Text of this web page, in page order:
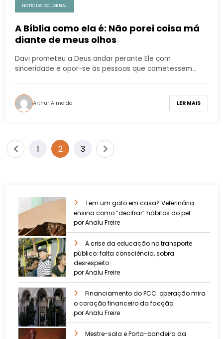
NOTÍCIAS DO JORNAL
A Bíblia como ela é: Não porei coisa má
diante de meus olhos
Davi prometeu a Deus andar perante Ele com
sinceridade e opor-se às pessoas que cometessem…
Arthur Almeida LER MAIS
1 2 3
Tem um gato em casa? Veterinária
ensina como “decifrar” hábitos do pet
por Analu Freire
A crise da educação no transporte
público: falta consciência, sobra
desrespeito
por Analu Freire
Financiamento do PCC: operação mira
o coração financeiro da facção
por Analu Freire
Mestre-sala e Porta-bandeira da